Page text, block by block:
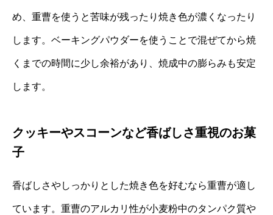
め、重曹を使うと苦味が残ったり焼き色が濃くなったり
します。ベーキングパウダーを使うことで混ぜてから焼
くまでの時間に少し余裕があり、焼成中の膨らみも安定
します。
クッキーやスコーンなど香ばしさ重視のお菓
子
香ばしさやしっかりとした焼き色を好むなら重曹が適し
ています。重曹のアルカリ性が小麦粉中のタンパク質や